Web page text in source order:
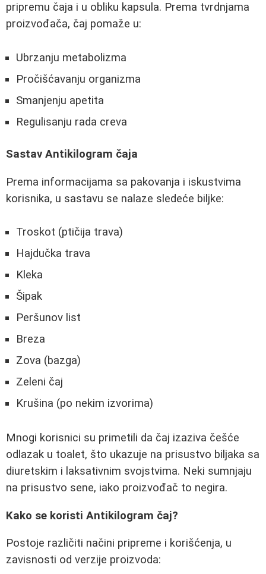
pripremu čaja i u obliku kapsula. Prema tvrdnjama
proizvođača, čaj pomaže u:
Ubrzanju metabolizma
Pročišćavanju organizma
Smanjenju apetita
Regulisanju rada creva
Sastav Antikilogram čaja
Prema informacijama sa pakovanja i iskustvima
korisnika, u sastavu se nalaze sledeće biljke:
Troskot (ptičija trava)
Hajdučka trava
Kleka
Šipak
Peršunov list
Breza
Zova (bazga)
Zeleni čaj
Krušina (po nekim izvorima)
Mnogi korisnici su primetili da čaj izaziva češće
odlazak u toalet, što ukazuje na prisustvo biljaka sa
diuretskim i laksativnim svojstvima. Neki sumnjaju
na prisustvo sene, iako proizvođač to negira.
Kako se koristi Antikilogram čaj?
Postoje različiti načini pripreme i korišćenja, u
zavisnosti od verzije proizvoda: